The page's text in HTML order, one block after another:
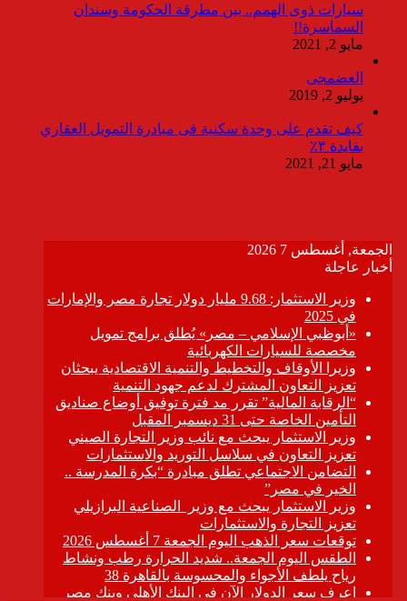
سيارات ذوى الهمم.. بين مطرقة الحكومة وسندان
السماسرة!!
مايو 2, 2021
العضمجى
يوليو 2, 2019
كيف تقدم على وحدة سكنية فى مبادرة التمويل العقاري
بفايدة ٣٪
مايو 21, 2021